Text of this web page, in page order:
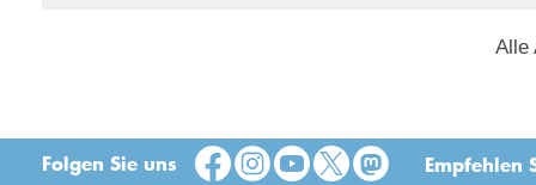
Alle
Folgen Sie uns Empfehlen